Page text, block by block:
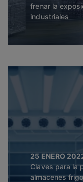
frenar la
industriales
25 ENERO
Claves para la
almacenes